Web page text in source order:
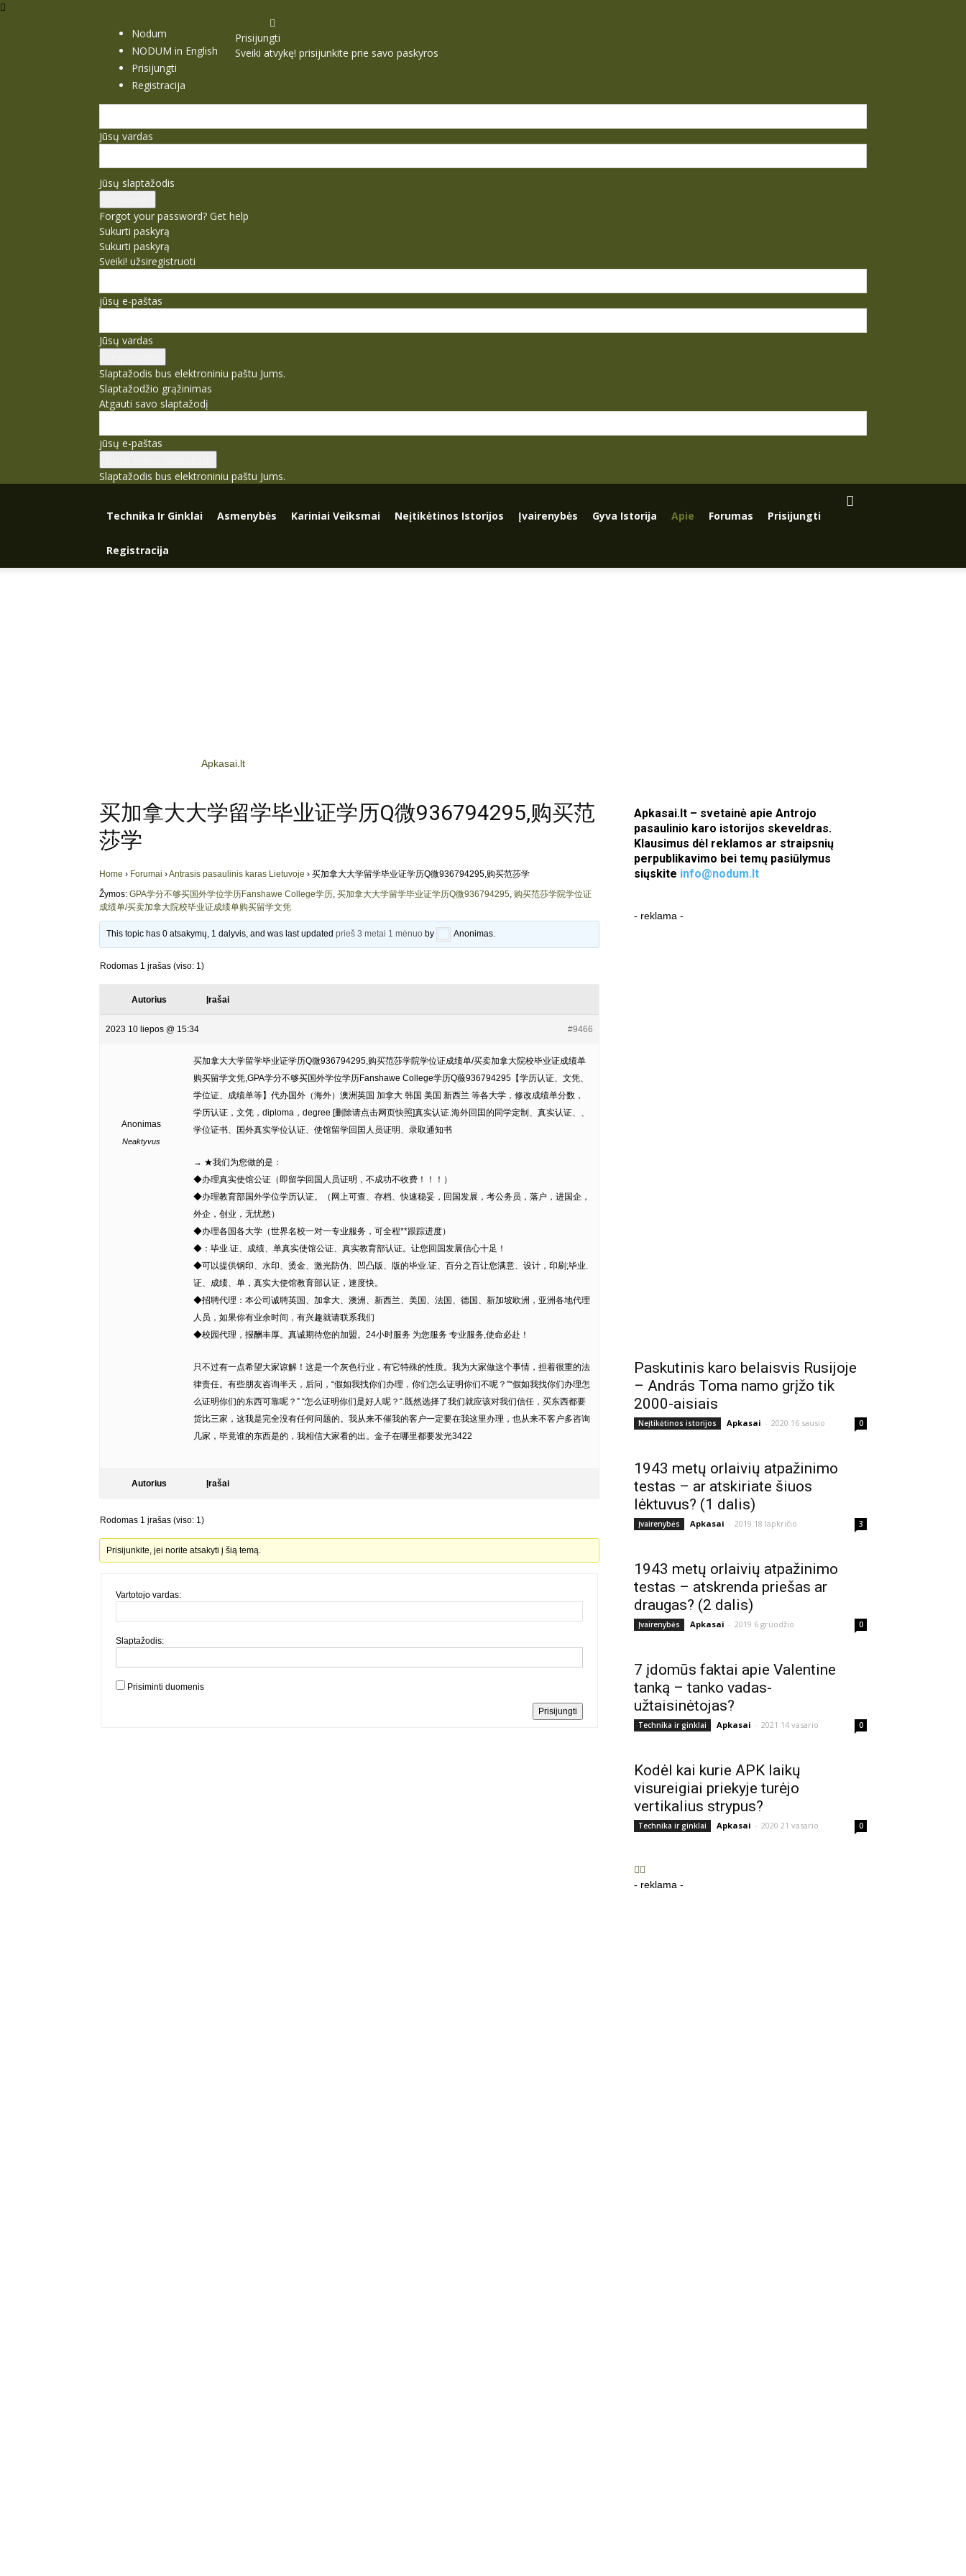
Nodum
NODUM in English
Prisijungti
Registracija
Prisijungti
Sveiki atvykę! prisijunkite prie savo paskyros
Jūsų vardas
Jūsų slaptažodis
Forgot your password? Get help
Sukurti paskyrą
Sukurti paskyrą
Sveiki! užsiregistruoti
jūsų e-paštas
Jūsų vardas
Slaptažodis bus elektroniniu paštu Jums.
Slaptažodžio grąžinimas
Atgauti savo slaptažodį
jūsų e-paštas
Slaptažodis bus elektroniniu paštu Jums.
Technika Ir Ginklai Asmenybės Kariniai Veiksmai Neįtikėtinos Istorijos Įvairenybės Gyva Istorija Apie Forumas Prisijungti
Registracija
Apkasai.lt
买加拿大大学留学毕业证学历Q微936794295,购买范
莎学
Home › Forumai ›Antrasis pasaulinis karas Lietuvoje › 买加拿大大学留学毕业证学历Q微936794295,购买范莎学
Žymos: GPA学分不够买国外学位学历Fanshawe College学历, 买加拿大大学留学毕业证学历Q微936794295, 购买范莎学院学位证
成绩单/买卖加拿大院校毕业证成绩单购买留学文凭
This topic has 0 atsakymų, 1 dalyvis, and was last updatedprieš 3 metai 1 mėnuo by Anonimas.
Rodomas 1 įrašas (viso: 1)
Autorius Įrašai
2023 10 liepos @ 15:34 #9466
Anonimas
Neaktyvus
买加拿大大学留学毕业证学历Q微936794295,购买范莎学院学位证成绩单/买卖加拿大院校毕业证成绩单
购买留学文凭,GPA学分不够买国外学位学历Fanshawe College学历Q薇936794295【学历认证、文凭、
学位证、成绩单等】代办国外（海外）澳洲英国 加拿大 韩国 美国 新西兰 等各大学，修改成绩单分数，
学历认证，文凭，diploma，degree [删除请点击网页快照]真实认证.海外回囯的同学定制、真实认证、、
学位证书、囯外真实学位认证、使馆留学回囯人员证明、录取通知书
→ ★我们为您做的是：
◆办理真实使馆公证（即留学回国人员证明，不成功不收费！！！）
◆办理教育部国外学位学历认证。（网上可查、存档、快速稳妥，回国发展，考公务员，落户，进国企，
外企，创业，无忧愁）
◆办理各国各大学（世界名校一对一专业服务，可全程**跟踪进度）
◆：毕业.证、成绩、单真实使馆公证、真实教育部认证。让您回国发展信心十足！
◆可以提供钢印、水印、烫金、激光防伪、凹凸版、版的毕业.证、百分之百让您满意、设计，印刷;毕业.
证、成绩、单，真实大使馆教育部认证，速度快。
◆招聘代理：本公司诚聘英国、加拿大、澳洲、新西兰、美国、法国、德国、新加坡欧洲，亚洲各地代理
人员，如果你有业余时间，有兴趣就请联系我们
◆校园代理，报酬丰厚。真诚期待您的加盟。24小时服务 为您服务 专业服务,使命必赴！
只不过有一点希望大家谅解！这是一个灰色行业，有它特殊的性质。我为大家做这个事情，担着很重的法
律责任。有些朋友咨询半天，后问，“假如我找你们办理，你们怎么证明你们不呢？”“假如我找你们办理怎
么证明你们的东西可靠呢？” “怎么证明你们是好人呢？“.既然选择了我们就应该对我们信任，买东西都要
货比三家，这我是完全没有任何问题的。我从来不催我的客户一定要在我这里办理，也从来不客户多咨询
几家，毕竟谁的东西是的，我相信大家看的出。金子在哪里都要发光3422
Autorius Įrašai
Rodomas 1 įrašas (viso: 1)
Prisijunkite, jei norite atsakyti į šią temą.
Vartotojo vardas:
Slaptažodis:
Prisiminti duomenis
Prisijungti
Apkasai.lt – svetainė apie Antrojo
pasaulinio karo istorijos skeveldras.
Klausimus dėl reklamos ar straipsnių
perpublikavimo bei temų pasiūlymus
siųskite info@nodum.lt
- reklama -
Paskutinis karo belaisvis Rusijoje
– András Toma namo grįžo tik
2000-aisiais
Neįtikėtinos istorijos Apkasai - 2020 16 sausio 0
1943 metų orlaivių atpažinimo
testas – ar atskiriate šiuos
lėktuvus? (1 dalis)
Įvairenybės Apkasai - 2019 18 lapkričio 3
1943 metų orlaivių atpažinimo
testas – atskrenda priešas ar
draugas? (2 dalis)
Įvairenybės Apkasai - 2019 6 gruodžio 0
7 įdomūs faktai apie Valentine
tanką – tanko vadas-
užtaisinėtojas?
Technika ir ginklai Apkasai - 2021 14 vasario 0
Kodėl kai kurie APK laikų
visureigiai priekyje turėjo
vertikalius strypus?
Technika ir ginklai Apkasai - 2020 21 vasario 0
- reklama -